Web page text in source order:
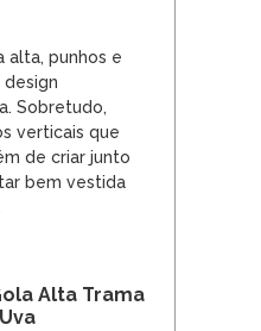
alta, punhos e
Sobretudo,
verticais que
de criar junto
bem vestida
Alta Trama